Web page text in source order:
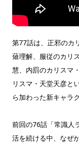
第77話は、正邪のカ
薙理解、服従のカリ
慧、内罰のカリスマ
リスマ・天堂天彦と
ら加わった新キャラ
前回の76話「常識人
活を続ける中、なぜ